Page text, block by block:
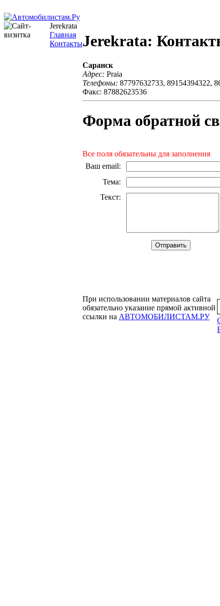
Jerekrata
Главная
КонтактыJerekrata:
Саранск
Адрес: Praia
Телефоны: 87797632733, 89154394322,
Факс: 87882623536
Форма обратной
Все поля обязательны для заполнения
Ваш email:
Тема:
Текст:
При использовании материалов сайта
обязательно указание прямой активной
ссылки на АВТОМОБИЛИСТАМ.РУ